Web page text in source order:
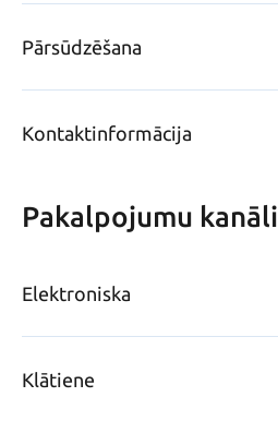
Pārsūdzēšana
Kontaktinformācija
Pakalpojumu kanāli
Elektroniska
Klātiene